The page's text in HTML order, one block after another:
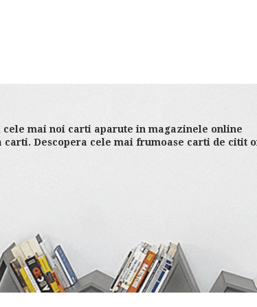
mai noi carti aparute in magazinele online
Descopera cele mai frumoase carti de citit